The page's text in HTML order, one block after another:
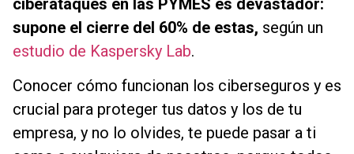
ciberataques en las PYMES es devastador:
supone el cierre del 60% de estas, según un
estudio de Kaspersky Lab.
Conocer cómo funcionan los ciberseguros y es
crucial para proteger tus datos y los de tu
empresa, y no lo olvides, te puede pasar a ti